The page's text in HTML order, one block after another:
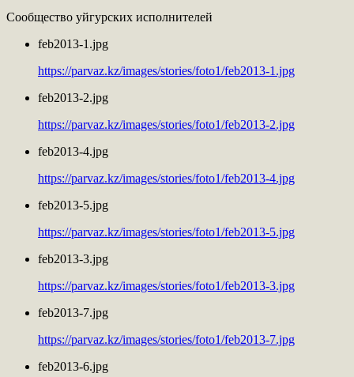
Сообщество уйгурских исполнителей
feb2013-1.jpg
https://parvaz.kz/images/stories/foto1/feb2013-1.jpg
feb2013-2.jpg
https://parvaz.kz/images/stories/foto1/feb2013-2.jpg
feb2013-4.jpg
https://parvaz.kz/images/stories/foto1/feb2013-4.jpg
feb2013-5.jpg
https://parvaz.kz/images/stories/foto1/feb2013-5.jpg
feb2013-3.jpg
https://parvaz.kz/images/stories/foto1/feb2013-3.jpg
feb2013-7.jpg
https://parvaz.kz/images/stories/foto1/feb2013-7.jpg
feb2013-6.jpg